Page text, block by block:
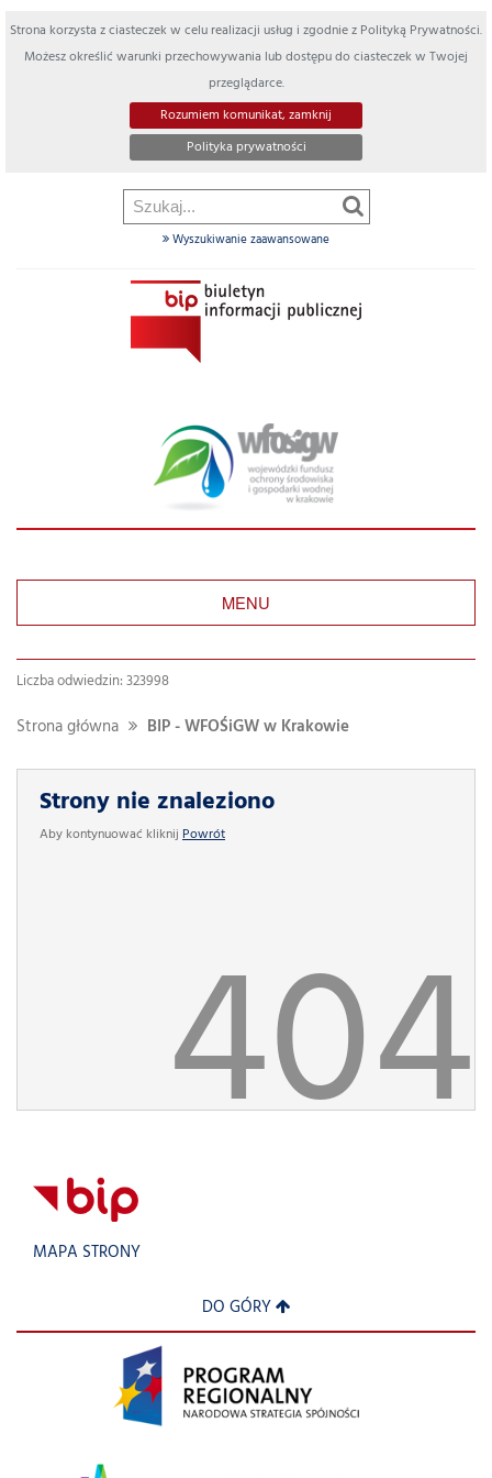
Strona korzysta z ciasteczek w celu realizacji usług i zgodnie z Polityką Prywatności.
Możesz określić warunki przechowywania lub dostępu do ciasteczek w Twojej
przeglądarce.
Rozumiem komunikat, zamknij
Polityka prywatności
Wyszukiwanie zaawansowane
MENU
Liczba odwiedzin: 323998
Strona główna BIP - WFOŚiGW w Krakowie
Strony nie znaleziono
Aby kontynuować kliknij Powrót
404
MAPA STRONY
DO GÓRY